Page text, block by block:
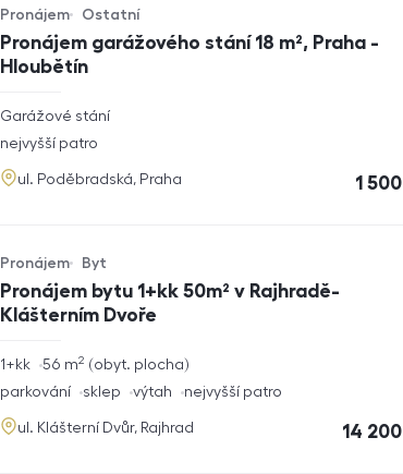
Pronájem garážového stání 18 m², Praha -
Hloubětín
Typ nabídky
Pronájem
Typ nemovitosti
Ostatní
rozměry
Garážové stání
funkce
nejvyšší patro
adresa
ul. Poděbradská, Praha cena
1 500
Pronájem bytu 1+kk 50m² v Rajhradě-
Klášterním Dvoře
Typ nabídky
Pronájem
Typ nemovitosti
Byt
rozměry
1+kk obyt. plocha
56 m2
funkce
parkování sklep výtah nejvyšší patro
adresa
ul. Klášterní Dvůr, Rajhrad cena
14 200